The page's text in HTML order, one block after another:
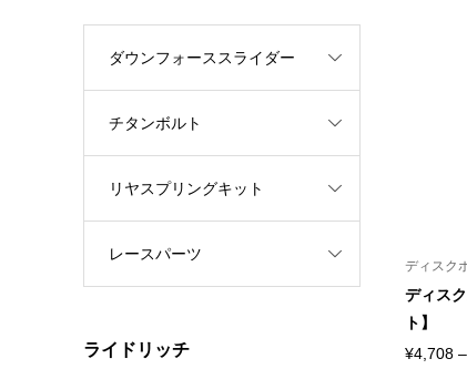
ディスク
ディス
ト】
¥4,708 –
ダウンフォーススライダー
チタンボルト
リヤスプリングキット
レースパーツ
ライドリッチ